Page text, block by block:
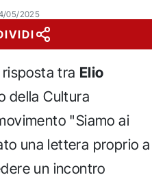
05/2025
tra Elio
della Cultura
"Siamo ai
una lettera proprio a
un incontro